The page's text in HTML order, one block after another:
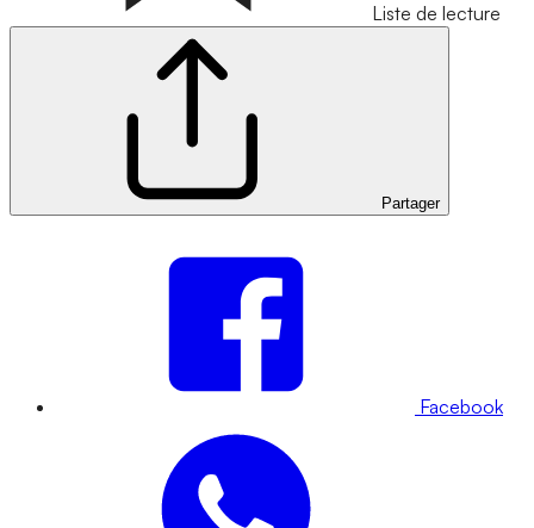
Liste de lecture
Partager
Facebook